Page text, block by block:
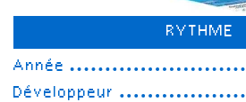
RYTHME
Année
Développeur